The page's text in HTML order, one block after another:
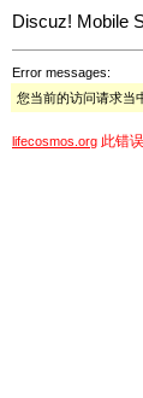
Discuz! Mobile
Error messages:
您当前的访问请求当
lifecosmos.org 此错